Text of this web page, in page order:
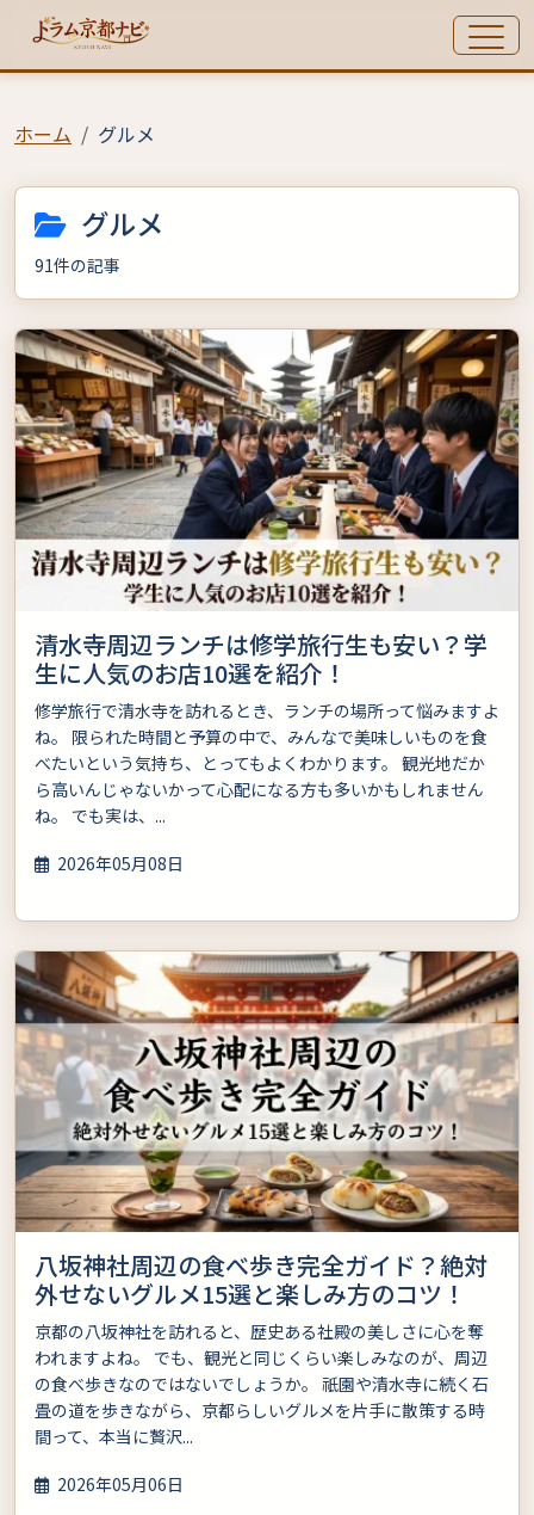
ホーム グルメ
グルメ
91件の記事
清水寺周辺ランチは修学旅行生も安い？学
生に人気のお店10選を紹介！
修学旅行で清水寺を訪れるとき、ランチの場所って悩みますよ
ね。 限られた時間と予算の中で、みんなで美味しいものを食
べたいという気持ち、とってもよくわかります。 観光地だか
ら高いんじゃないかって心配になる方も多いかもしれません
ね。 でも実は、...
2026年05月08日
八坂神社周辺の食べ歩き完全ガイド？絶対
外せないグルメ15選と楽しみ方のコツ！
京都の八坂神社を訪れると、歴史ある社殿の美しさに心を奪
われますよね。 でも、観光と同じくらい楽しみなのが、周辺
の食べ歩きなのではないでしょうか。 祇園や清水寺に続く石
畳の道を歩きながら、京都らしいグルメを片手に散策する時
間って、本当に贅沢...
2026年05月06日